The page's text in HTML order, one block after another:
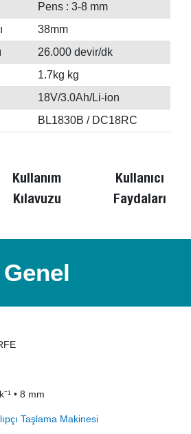
Pens : 3-8 mm
38mm
26.000 devir/dk
1.7kg kg
18V/3.0Ah/Li-ion
BL1830B / DC18RC
Kullanım
Kılavuzu
Kullanıcı
Faydaları
Genel
• 8 mm
Taşlama Makinesi